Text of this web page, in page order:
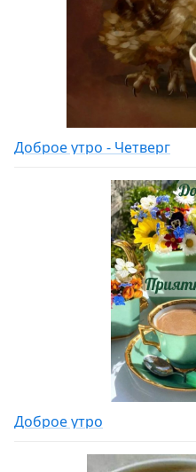
Доброе утро - Четверг
Доброе утро